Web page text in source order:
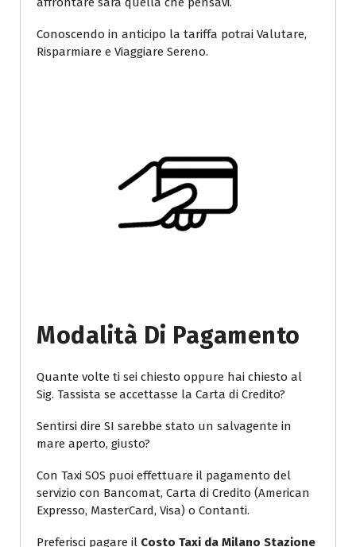
Conoscendo in anticipo la tariffa potrai Valutare,
Risparmiare e Viaggiare Sereno.
Modalità Di Pagamento
Quante volte ti sei chiesto oppure hai chiesto al
Sig. Tassista se accettasse la Carta di Credito?
Sentirsi dire SI sarebbe stato un salvagente in
mare aperto, giusto?
Con Taxi SOS puoi effettuare il pagamento del
servizio con Bancomat, Carta di Credito (American
Expresso, MasterCard, Visa) o Contanti.
Preferisci pagare il Costo Taxi da Milano Stazione